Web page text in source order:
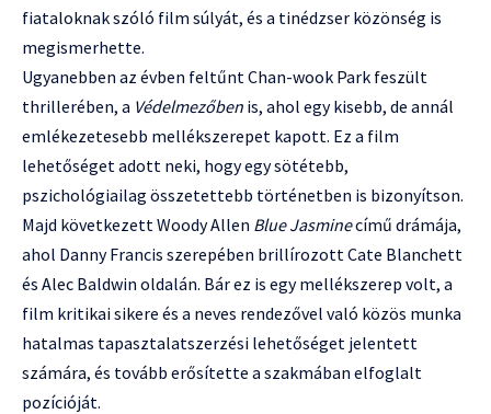
fiataloknak szóló film súlyát, és a tinédzser közönség is
megismerhette.
Ugyanebben az évben feltűnt Chan-wook Park feszült
thrillerében, a Védelmezőben is, ahol egy kisebb, de annál
emlékezetesebb mellékszerepet kapott. Ez a film
lehetőséget adott neki, hogy egy sötétebb,
pszichológiailag összetettebb történetben is bizonyítson.
Majd következett Woody Allen Blue Jasminecímű drámája,
ahol Danny Francis szerepében brillírozott Cate Blanchett
és Alec Baldwin oldalán. Bár ez is egy mellékszerep volt, a
film kritikai sikere és a neves rendezővel való közös munka
hatalmas tapasztalatszerzési lehetőséget jelentett
számára, és tovább erősítette a szakmában elfoglalt
pozícióját.